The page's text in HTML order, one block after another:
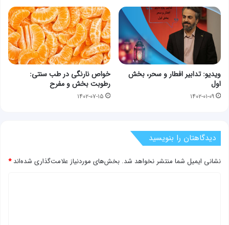
ویدیو: تدابیر افطار و سحر، بخش
اول
۱۴۰۲-۰۱-۰۹
خواص نارنگی در طب سنتی:
رطوبت بخش و مفرح
۱۴۰۲-۰۷-۱۵
دیدگاهتان را بنویسید
نشانی ایمیل شما منتشر نخواهد شد. بخش‌های موردنیاز علامت‌گذاری شده‌اند*